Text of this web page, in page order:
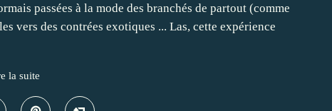
passées à la mode des branchés de partout (comme
vers des contrées exotiques ... Las, cette expérience
la suite